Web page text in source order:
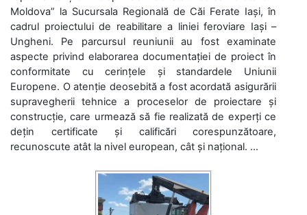
Moldova” la Sucursala Regională de Căi Ferate Iași, în
cadrul proiectului de reabilitare a liniei feroviare Iași –
Ungheni. Pe parcursul reuniunii au fost examinate
aspecte privind elaborarea documentației de proiect în
conformitate cu cerințele și standardele Uniunii
Europene. O atenție deosebită a fost acordată asigurării
supravegherii tehnice a proceselor de proiectare și
construcție, care urmează să fie realizată de experți ce
dețin certificate și calificări corespunzătoare,
recunoscute atât la nivel european, cât și național. ...